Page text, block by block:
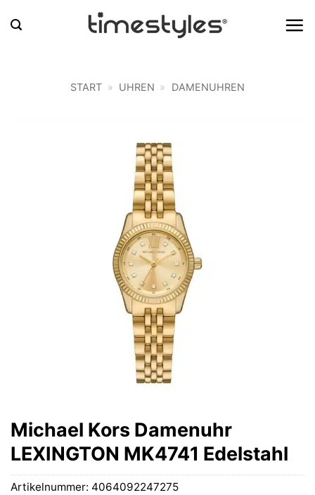
Inhalt
START » UHREN » DAMENUHREN
Michael Kors Damenuhr
LEXINGTON MK4741 Edelstahl
Artikelnummer: 4064092247275